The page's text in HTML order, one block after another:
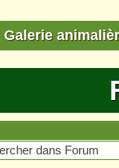
Galerie